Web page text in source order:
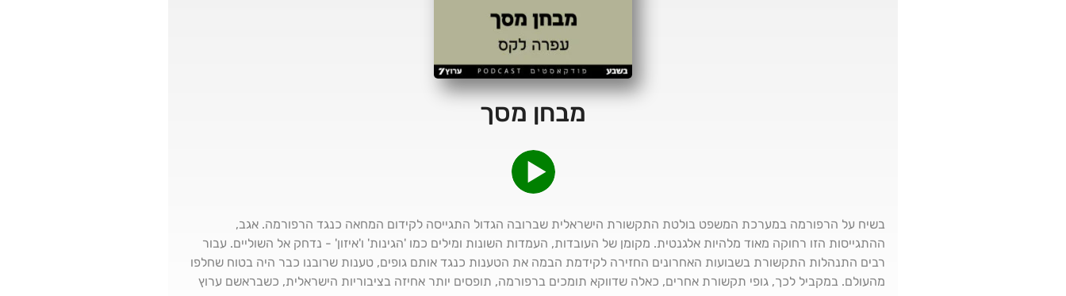
מבחן מסך
בשיח על הרפורמה במערכת המשפט בולטת התקשורת הישראלית שברובה הגדול התגייסה לקידום המחאה כנגד הרפורמה. אגב,
ההתגייסות הזו רחוקה מאוד מלהיות אלגנטית. מקומן של העובדות, העמדות השונות ומילים כמו 'הגינות' ו'איזון' - נדחק אל השוליים. עבור
רבים התנהלות התקשורת בשבועות האחרונים החזירה לקידמת הבמה את הטענות כנגד אותם גופים, טענות שרובנו כבר היה בטוח שחלפו
מהעולם. במקביל לכך, גופי תקשורת אחרים, כאלה שדווקא תומכים ברפורמה, תופסים יותר אחיזה בציבוריות הישראלית, כשבראשם ערוץ